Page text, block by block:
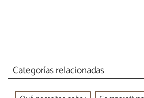
Categorías relacionadas